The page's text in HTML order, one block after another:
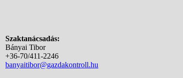
Szaktanácsadás:
Bányai Tibor
+36-70/411-2246
banyaitibor@gazdakontroll.hu